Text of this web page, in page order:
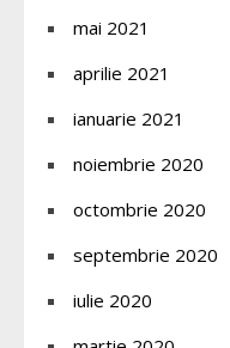
mai 2021
aprilie 2021
ianuarie 2021
noiembrie 2020
octombrie 2020
septembrie 2020
iulie 2020